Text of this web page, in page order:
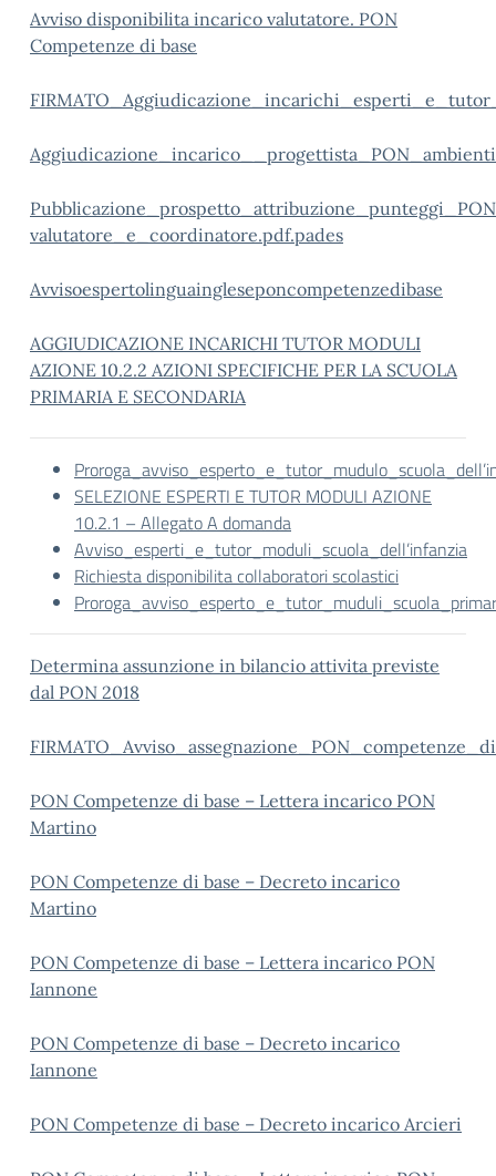
Avviso disponibilita incarico valutatore. PON
Competenze di base
valutatore_e_coordinatore.pdf.pades
Avvisoespertolinguaingleseponcompetenzedibase
AGGIUDICAZIONE INCARICHI TUTOR MODULI
AZIONE 10.2.2 AZIONI SPECIFICHE PER LA SCUOLA
PRIMARIA E SECONDARIA
SELEZIONE ESPERTI E TUTOR MODULI AZIONE
10.2.1 – Allegato A domanda
Avviso_esperti_e_tutor_moduli_scuola_dell’infanzia
Richiesta disponibilita collaboratori scolastici
Determina assunzione in bilancio attivita previste
dal PON 2018
PON Competenze di base – Lettera incarico PON
Martino
PON Competenze di base – Decreto incarico
Martino
PON Competenze di base – Lettera incarico PON
Iannone
PON Competenze di base – Decreto incarico
Iannone
PON Competenze di base – Decreto incarico Arcieri